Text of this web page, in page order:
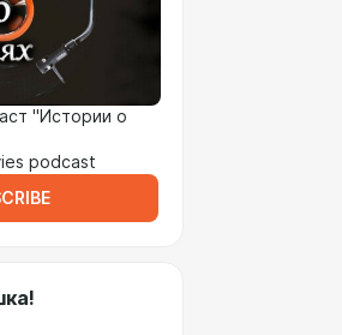
"Истории о
podcast